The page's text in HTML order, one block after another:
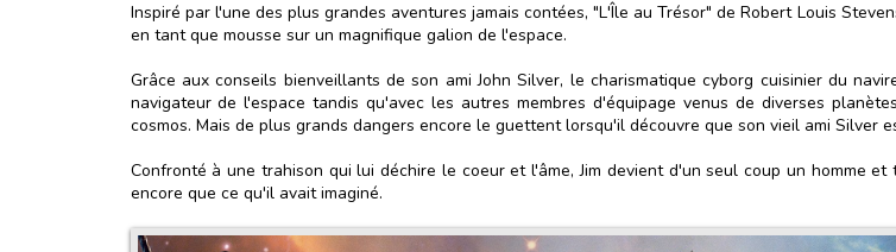
Inspiré par l'une des plus grandes aventures jamais contées, "L'Île au Trésor" de Robert Louis
en tant que mousse sur un magnifique galion de l'espace.
Grâce aux conseils bienveillants de son ami John Silver, le charismatique cyborg cuisinier du
navigateur de l'espace tandis qu'avec les autres membres d'équipage venus de diverses
cosmos. Mais de plus grands dangers encore le guettent lorsqu'il découvre que son vieil ami Silver
Confronté à une trahison qui lui déchire le coeur et l'âme, Jim devient d'un seul coup un homme
encore que ce qu'il avait imaginé.